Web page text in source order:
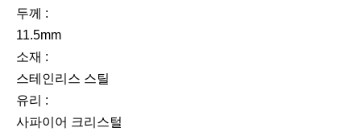
두께 :
11.5mm
소재 :
스테인리스 스틸
유리 :
사파이어 크리스털